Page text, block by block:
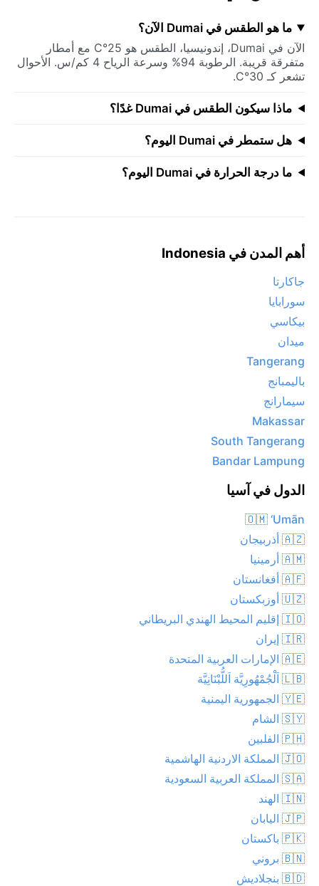
ما هو الطقس في Dumai الآن؟
الآن في Dumai، إندونيسيا، الطقس هو 25°C مع أمطار
متفرقة قريبة. الرطوبة 94% وسرعة الرياح 4 كم/س. الأحوال
تشعر كـ 30°C.
ماذا سيكون الطقس في Dumai غدًا؟
هل ستمطر في Dumai اليوم؟
ما درجة الحرارة في Dumai اليوم؟
أهم المدن في Indonesia
جاكارتا
سورابايا
بيكاسي
ميدان
Tangerang
باليمبانج
سيمارانج
Makassar
South Tangerang
Bandar Lampung
الدول في آسيا
🇴🇲 ‘Umān
🇦🇿 أذربيجان
🇦🇲 أرمينيا
🇦🇫 أفغانستان
🇺🇿 أوزبكستان
🇮🇴 إقليم المحيط الهندي البريطاني
🇮🇷 إيران
🇦🇪 الإمارات العربية المتحدة
🇱🇧 اَلْجُمْهُورِيَّة اَللُّبْنَانِيَّة
🇾🇪 الجمهورية اليمنية
🇸🇾 الشام
🇵🇭 الفلبين
🇯🇴 المملكة الاردنية الهاشمية
🇸🇦 المملكة العربية السعودية
🇮🇳 الهند
🇯🇵 اليابان
🇵🇰 باكستان
🇧🇳 بروني
🇧🇩 بنجلاديش